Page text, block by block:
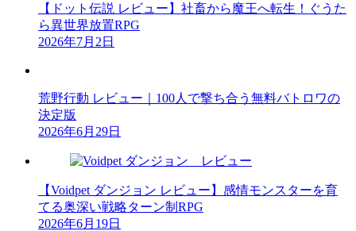
【ドット伝説 レビュー】社畜から魔王へ転生！ぐうた
ら異世界放置RPG
2026年7月2日
荒野行動 レビュー｜100人で撃ち合う無料バトロワの
決定版
2026年6月29日
【Voidpet ダンジョン レビュー】感情モンスターを育
てる奥深い戦略ターン制RPG
2026年6月19日